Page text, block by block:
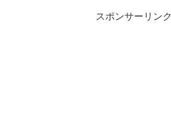
スポンサーリンク